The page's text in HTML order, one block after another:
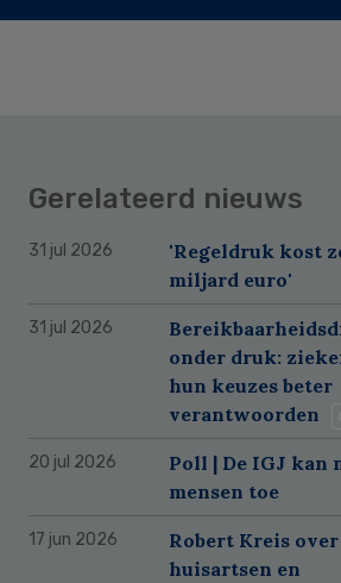
Gerelateerd nieuws
31 jul 2026
'Regeldruk kost
miljard euro'
31 jul 2026
onder druk:
hun keuzes beter
verantwoorden
20 jul 2026
Poll | De IGJ kan
mensen toe
17 jun 2026
Robert Kreis
huisartsen en